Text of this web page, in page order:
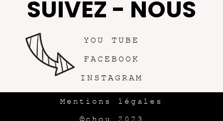
SUIVEZ - NOUS
YOU TUBE
FACEBOOK
INSTAGRAM
Mentions légales
©chou 2023